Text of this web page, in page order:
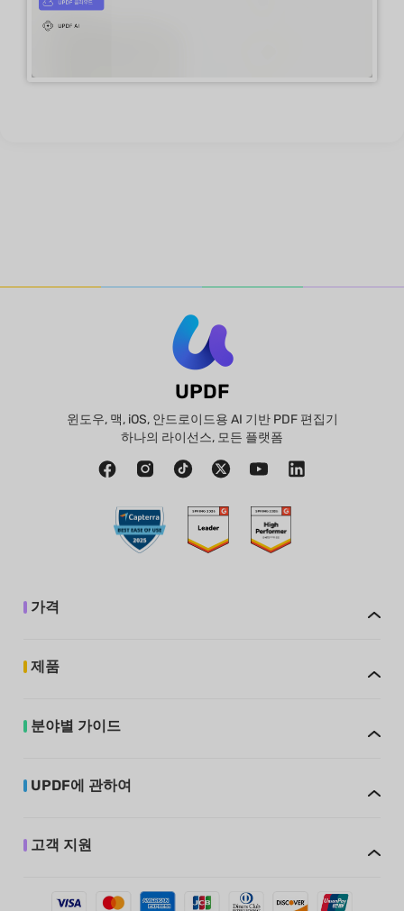
UPDF
윈도우, 맥, iOS, 안드로이드용 AI 기반 PDF 편집기
하나의 라이선스, 모든 플랫폼
가격
제품
분야별 가이드
UPDF에 관하여
고객 지원